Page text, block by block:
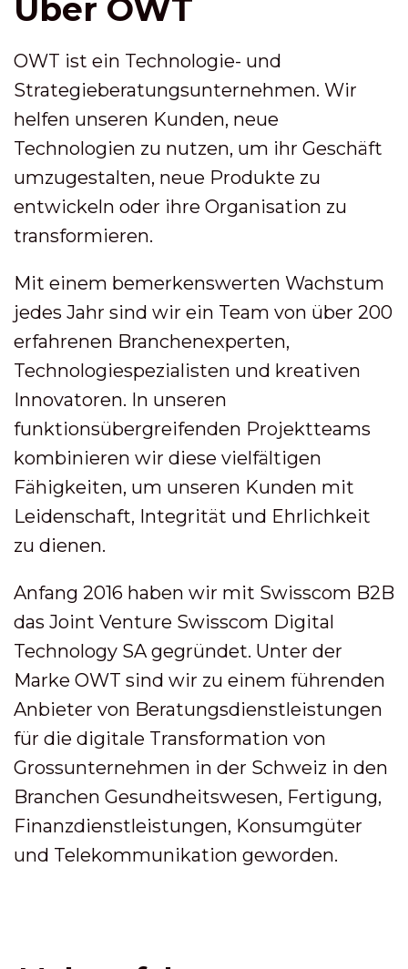
Über OWT
OWT ist ein Technologie- und
Strategieberatungsunternehmen. Wir
helfen unseren Kunden, neue
Technologien zu nutzen, um ihr Geschäft
umzugestalten, neue Produkte zu
entwickeln oder ihre Organisation zu
transformieren.
Mit einem bemerkenswerten Wachstum
jedes Jahr sind wir ein Team von über 200
erfahrenen Branchenexperten,
Technologiespezialisten und kreativen
Innovatoren. In unseren
funktionsübergreifenden Projektteams
kombinieren wir diese vielfältigen
Fähigkeiten, um unseren Kunden mit
Leidenschaft, Integrität und Ehrlichkeit
zu dienen.
Anfang 2016 haben wir mit Swisscom B2B
das Joint Venture Swisscom Digital
Technology SA gegründet. Unter der
Marke OWT sind wir zu einem führenden
Anbieter von Beratungsdienstleistungen
für die digitale Transformation von
Grossunternehmen in der Schweiz in den
Branchen Gesundheitswesen, Fertigung,
Finanzdienstleistungen, Konsumgüter
und Telekommunikation geworden.